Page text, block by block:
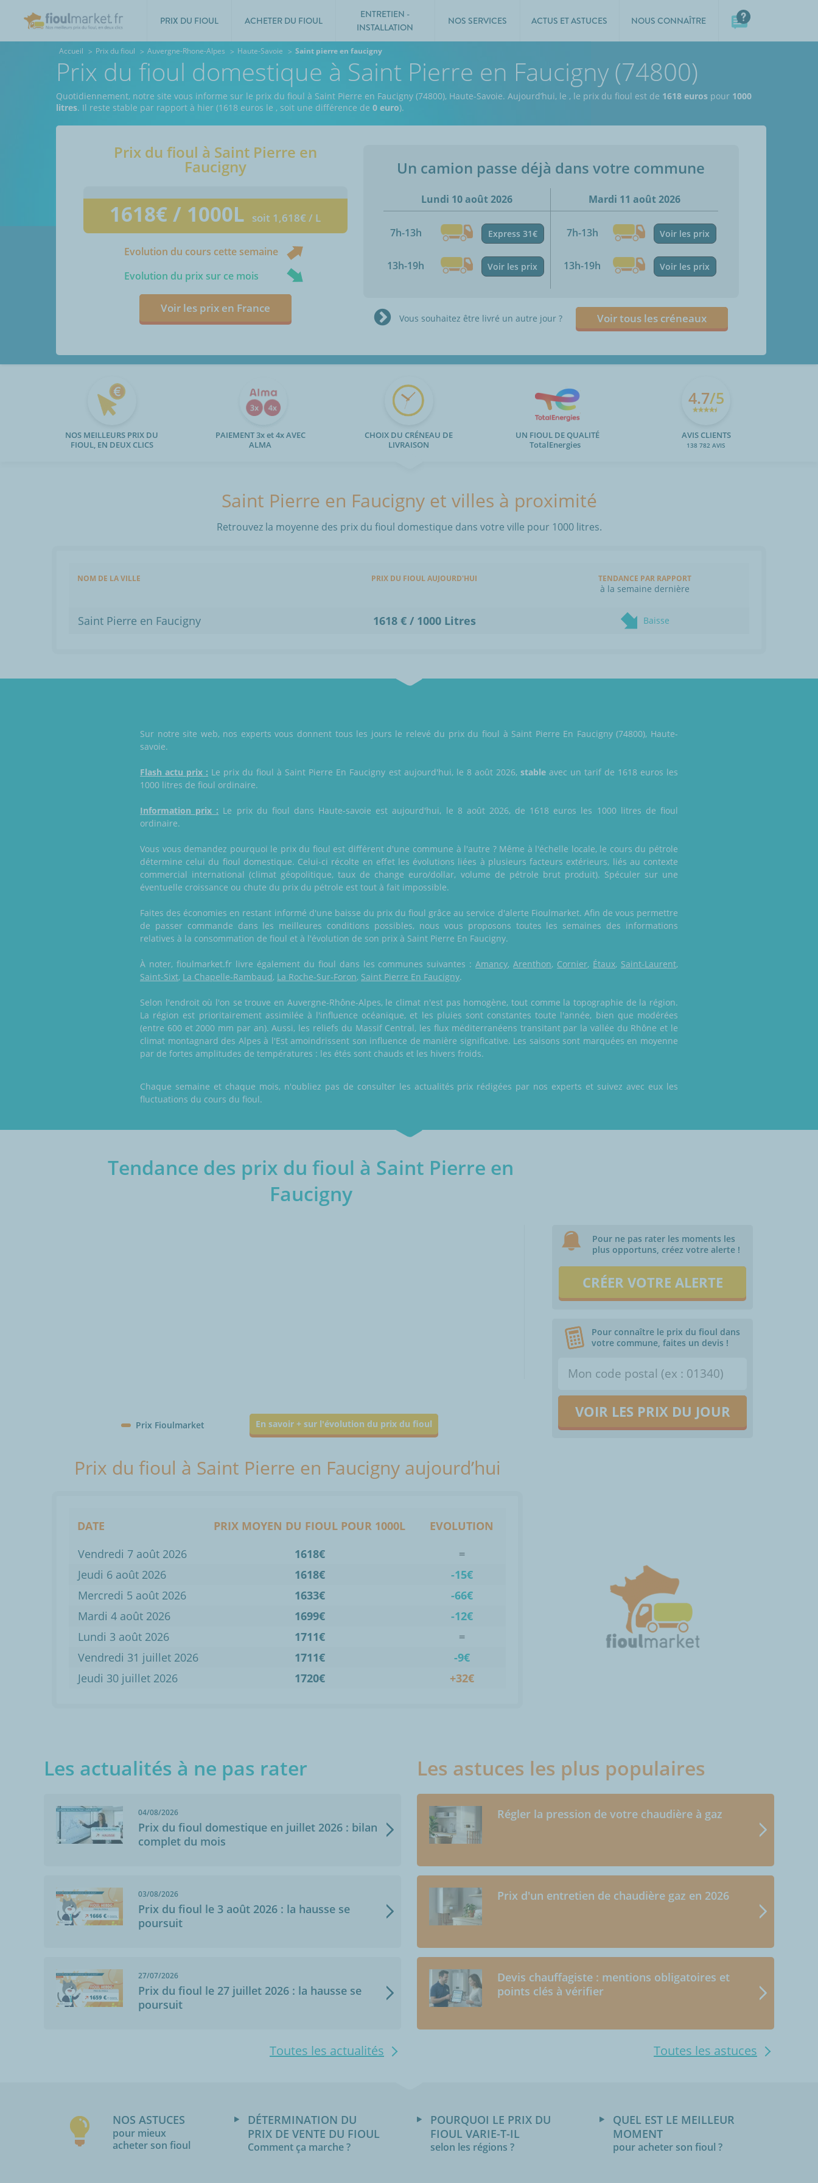
PRIX DU FIOUL ACHETER DU FIOUL
ENTRETIEN -
INSTALLATION
NOS SERVICES ACTUS ET ASTUCES NOUS CONNAÎTRE
Accueil Prix du fioul Auvergne-Rhone-Alpes Haute-Savoie Saint pierre en faucigny
Prix du fioul domestique à Saint Pierre en Faucigny (74800)
Quotidiennement, notre site vous informe sur le prix du fioul à Saint Pierre en Faucigny (74800), Haute-Savoie. Aujourd’hui, le , le prix du fioul est de 1618 euros pour 1000
litres. Il reste stable par rapport à hier (1618 euros le , soit une différence de 0 euro).
Prix du fioul à Saint Pierre en
Faucigny
1618€ / 1000L soit 1,618€ / L
Evolution du cours cette semaine
Evolution du prix sur ce mois
Voir les prix en France
Un camion passe déjà dans votre commune
Lundi 10 août 2026
7h-13h Express 31€
13h-19h Voir les prix
Mardi 11 août 2026
7h-13h Voir les prix
13h-19h Voir les prix
Vous souhaitez être livré un autre jour ? Voir tous les créneaux
NOS MEILLEURS PRIX DU
FIOUL, EN DEUX CLICS
PAIEMENT 3x et 4x AVEC
ALMA
CHOIX DU CRÉNEAU DE
LIVRAISON
UN FIOUL DE QUALITÉ
TotalEnergies
4.7/5
AVIS CLIENTS
138 782 AVIS
Saint Pierre en Faucigny et villes à proximité
Retrouvez la moyenne des prix du fioul domestique dans votre ville pour 1000 litres.
NOM DE LA VILLE PRIX DU FIOUL AUJOURD'HUI TENDANCE PAR RAPPORT
à la semaine dernière
Saint Pierre en Faucigny 1618 € / 1000 Litres Baisse
Sur notre site web, nos experts vous donnent tous les jours le relevé du prix du fioul à Saint Pierre En Faucigny (74800), Haute-
savoie.
Flash actu prix : Le prix du fioul à Saint Pierre En Faucigny est aujourd'hui, le 8 août 2026, stableavec un tarif de 1618 euros les
1000 litres de fioul ordinaire.
Information prix : Le prix du fioul dans Haute-savoie est aujourd'hui, le 8 août 2026, de 1618 euros les 1000 litres de fioul
ordinaire.
Vous vous demandez pourquoi le prix du fioul est différent d'une commune à l'autre ? Même à l'échelle locale, le cours du pétrole
détermine celui du fioul domestique. Celui-ci récolte en effet les évolutions liées à plusieurs facteurs extérieurs, liés au contexte
commercial international (climat géopolitique, taux de change euro/dollar, volume de pétrole brut produit). Spéculer sur une
éventuelle croissance ou chute du prix du pétrole est tout à fait impossible.
Faites des économies en restant informé d'une baisse du prix du fioul grâce au service d'alerte Fioulmarket. Afin de vous permettre
de passer commande dans les meilleures conditions possibles, nous vous proposons toutes les semaines des informations
relatives à la consommation de fioul et à l'évolution de son prix à Saint Pierre En Faucigny.
À noter, fioulmarket.fr livre également du fioul dans les communes suivantes :Amancy,Arenthon, Cornier, Étaux, Saint-Laurent,
Saint-Sixt, La Chapelle-Rambaud, La Roche-Sur-Foron, Saint Pierre En Faucigny.
Selon l'endroit où l'on se trouve en Auvergne-Rhône-Alpes, le climat n'est pas homogène, tout comme la topographie de la région.
La région est prioritairement assimilée à l'influence océanique, et les pluies sont constantes toute l'année, bien que modérées
(entre 600 et 2000 mm par an). Aussi, les reliefs du Massif Central, les flux méditerranéens transitant par la vallée du Rhône et le
climat montagnard des Alpes à l'Est amoindrissent son influence de manière significative. Les saisons sont marquées en moyenne
par de fortes amplitudes de températures : les étés sont chauds et les hivers froids.
Chaque semaine et chaque mois, n'oubliez pas de consulter les actualités prix rédigées par nos experts et suivez avec eux les
fluctuations du cours du fioul.
Tendance des prix du fioul à Saint Pierre en
Faucigny
Prix Fioulmarket En savoir + sur l'évolution du prix du fioul
Pour ne pas rater les moments les
plus opportuns, créez votre alerte !
CRÉER VOTRE ALERTE
Pour connaître le prix du fioul dans
votre commune, faites un devis !
VOIR LES PRIX DU JOUR
Prix du fioul à Saint Pierre en Faucigny aujourd’hui
DATE PRIX MOYEN DU FIOUL POUR 1000L
EVOLUTION
Vendredi 7 août 2026
1618€
=
Jeudi 6 août 2026
1618€
-15€
Mercredi 5 août 2026
1633€
-66€
Mardi 4 août 2026
1699€
-12€
Lundi 3 août 2026
1711€
=
Vendredi 31 juillet 2026
1711€
-9€
Jeudi 30 juillet 2026
1720€ +32€
Les actualités à ne pas rater
04/08/2026
Prix du fioul domestique en juillet 2026 : bilan
complet du mois
03/08/2026
Prix du fioul le 3 août 2026 : la hausse se
poursuit
27/07/2026
Prix du fioul le 27 juillet 2026 : la hausse se
poursuit
Toutes les actualités
Les astuces les plus populaires
Régler la pression de votre chaudière à gaz
Prix d'un entretien de chaudière gaz en 2026
Devis chauffagiste : mentions obligatoires et
points clés à vérifier
Toutes les astuces
NOS ASTUCES
pour mieux
acheter son fioul
DÉTERMINATION DU
PRIX DE VENTE DU FIOUL
Comment ça marche ?
POURQUOI LE PRIX DU
FIOUL VARIE-T-IL
selon les régions ?
QUEL EST LE MEILLEUR
MOMENT
pour acheter son fioul ?